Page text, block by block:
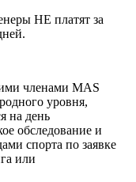
НЕ платят за
членами MAS
уровня,
на день
обследование и
спорта по заявке
или